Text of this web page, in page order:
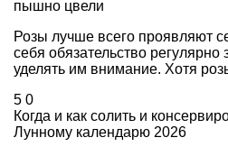
пышно цвели
Розы лучше всего проявляют
себя обязательство регулярно
уделять им внимание. Хотя
5 0
Когда и как солить и
Лунному календарю 2026